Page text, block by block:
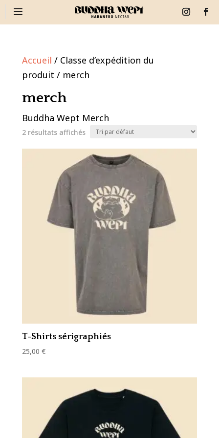
Accueil / Classe d’expédition du
produit / merch
merch
Buddha Wept Merch
2 résultats affichés
T-Shirts sérigraphiés
25,00 €